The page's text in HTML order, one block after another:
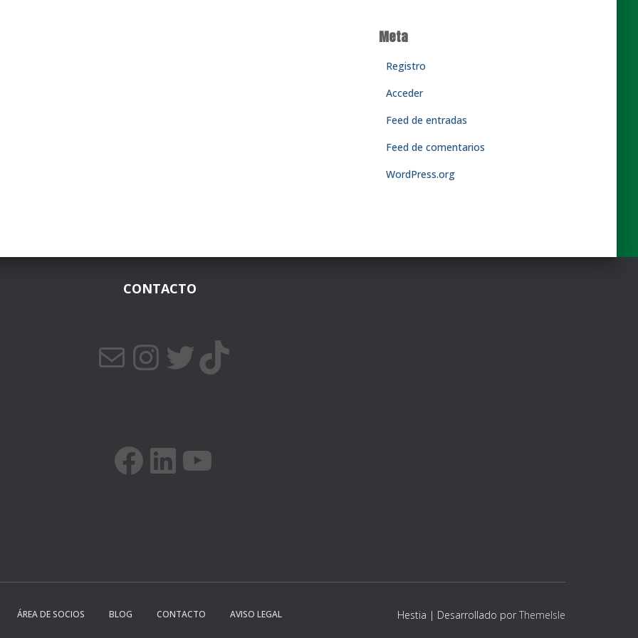
Meta
Registro
Acceder
Feed de entradas
Feed de comentarios
WordPress.org
CONTACTO
CORREO ELECTRÓNICO INSTAGRAM TWITTER
FACEBOOK LINKEDIN
ÁREA DE SOCIOS BLOG CONTACTO AVISO LEGAL Hestia | Desarrollado por ThemeIsle